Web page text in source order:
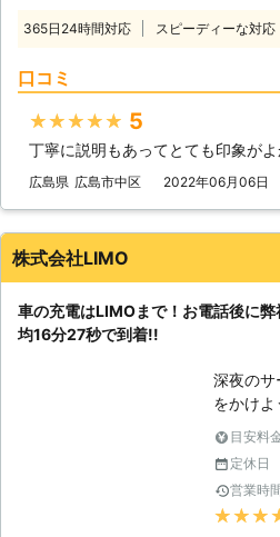
きは、「
てしま
バッテリ
って動
できます 車のバッテリーが上がって
しまった
しようと
動かない
うとし
間的に
う。 そんなときこそ、弊社「株式会
365日24時間対応 スピーディーな対応
口コミ
★★★★★ 5
丁寧に説明もあってとても印象がよ
広島県 広島市中区 2022年06月06日
株式会社LIMO
車の充電はLIMOまで！お電話後に
均16分27秒で到着!!
深夜のサ
をかけよ
困って
からな
もできな
んなとき
客様の元
目安料
定休日
営業時